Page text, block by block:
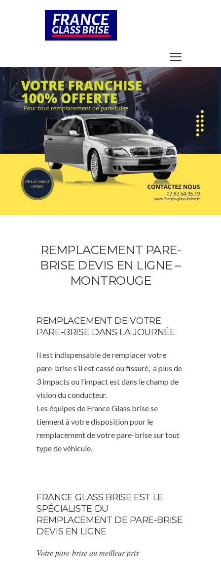
REMPLACEMENT PARE-
BRISE DEVIS EN LIGNE –
MONTROUGE
REMPLACEMENT DE VOTRE
PARE-BRISE DANS LA JOURNÉE
Il est indispensable de remplacer votre
pare-brise s’il est cassé ou fissuré, a plus de
3 impacts ou l’impact est dans le champ de
vision du conducteur.
Les équipes de France Glass brise se
tiennent à votre disposition pour le
remplacement de votre pare-brise sur tout
type de véhicule.
FRANCE GLASS BRISE EST LE
SPÉCIALISTE DU
REMPLACEMENT DE PARE-BRISE
DEVIS EN LIGNE
Votre pare-brise au meilleur prix